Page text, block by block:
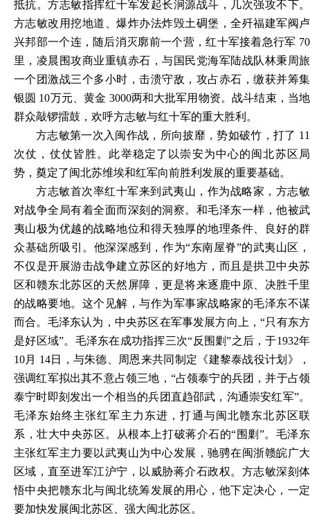
抵抗。方志敏指挥红十军发起长涧源战斗，几次强攻不下。
方志敏改用挖地道、爆炸办法炸毁土碉堡，全歼福建军阀卢
兴邦部一个连，随后消灭廓前一个营，红十军接着急行军 70
里，凌晨围攻商业重镇赤石，与国民党海军陆战队林秉周旅
一个团激战三个多小时，击溃守敌，攻占赤石，缴获并筹集
银圆 10万元、黄金 3000两和大批军用物资。战斗结束，当地
群众敲锣擂鼓，欢呼方志敏与红十军的重大胜利。
方志敏第一次入闽作战，所向披靡，势如破竹，打了 11
次仗，仗仗皆胜。此举稳定了以崇安为中心的闽北苏区局
势，奠定了闽北苏维埃和红军向前胜利发展的重要基础。
方志敏首次率红十军来到武夷山，作为战略家，方志敏
对战争全局有着全面而深刻的洞察。和毛泽东一样，他被武
夷山极为优越的战略地位和得天独厚的地理条件、良好的群
众基础所吸引。他深深感到，作为“东南屋脊”的武夷山区，
不仅是开展游击战争建立苏区的好地方，而且是拱卫中央苏
区和赣东北苏区的天然屏障，更是将来逐鹿中原、决胜千里
的战略要地。这个见解，与作为军事家战略家的毛泽东不谋
而合。毛泽东认为，中央苏区在军事发展方向上，“只有东方
是好区域”。毛泽东在成功指挥三次“反围剿”之后，于1932年
10月 14日，与朱德、周恩来共同制定《建黎泰战役计划》，
强调红军拟出其不意占领三地，“占领泰宁的兵团，并于占领
泰宁时即刻发出一个相当的兵团直趋邵武，沟通崇安红军”。
毛泽东始终主张红军主力东进，打通与闽北赣东北苏区联
系，壮大中央苏区。从根本上打破蒋介石的“围剿”。毛泽东
主张红军主力要以武夷山为中心发展，驰骋在闽浙赣皖广大
区域，直至进军江沪宁，以威胁蒋介石政权。方志敏深刻体
悟中央把赣东北与闽北统筹发展的用心，他下定决心，一定
要加快发展闽北苏区、强大闽北苏区。